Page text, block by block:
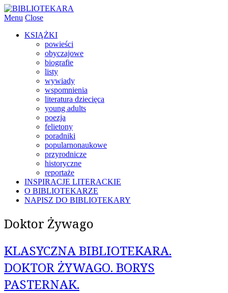
Menu Close
KSIĄŻKI
powieści
obyczajowe
biografie
listy
wywiady
wspomnienia
literatura dziecięca
young adults
poezja
felietony
poradniki
popularnonaukowe
przyrodnicze
historyczne
reportaże
INSPIRACJE LITERACKIE
O BIBLIOTEKARZE
NAPISZ DO BIBLIOTEKARY
Doktor Żywago
KLASYCZNA BIBLIOTEKARA.
DOKTOR ŻYWAGO. BORYS
PASTERNAK.